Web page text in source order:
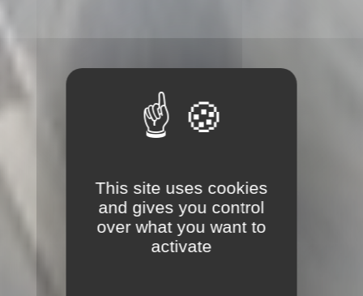
This site uses cookies
and gives you control
over what you want to
activate